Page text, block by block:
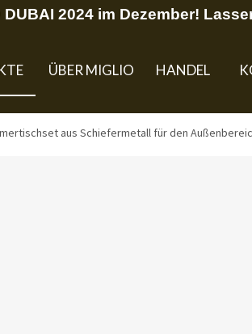
DUBAI 2024 im Dezember!
ÜBER MIGLIO HANDEL
aus Schiefermetall für den